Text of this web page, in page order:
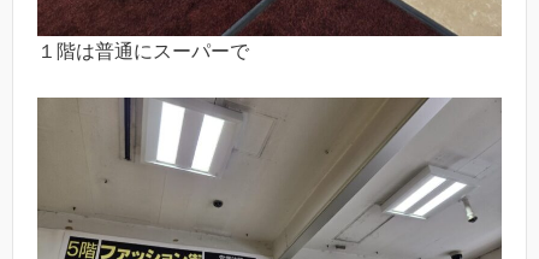
１階は普通にスーパーで